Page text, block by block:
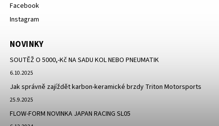
Facebook
Instagram
NOVINKY
SOUTĚŽ O 5000,-Kč NA SADU KOL NEBO PNEUMATIK
6.10.2025
Jak správně zajíždět karbon-keramické brzdy Triton Motorsports
25.9.2025
FLOW-FORM NOVINKA JAPAN RACING SL05